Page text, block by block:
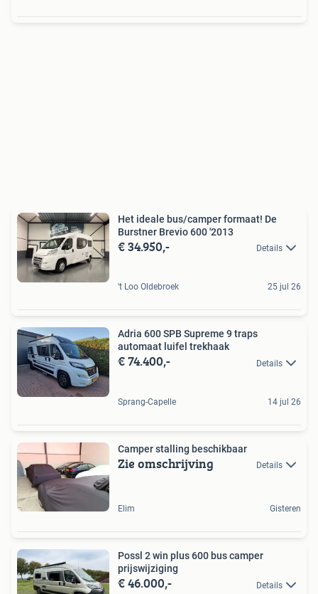
Het ideale bus/camper formaat! De
Burstner Brevio 600 '2013
€ 34.950,- Details
't Loo Oldebroek 25 jul 26
Adria 600 SPB Supreme 9 traps
automaat luifel trekhaak
€ 74.400,- Details
Sprang-Capelle 14 jul 26
Camper stalling beschikbaar
Zie omschrijving Details
Elim Gisteren
Possl 2 win plus 600 bus camper
prijswijziging
€ 46.000,- Details